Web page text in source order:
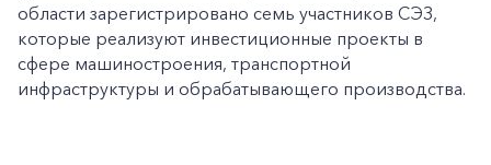
области зарегистрировано семь участников СЭЗ,
которые реализуют инвестиционные проекты в
сфере машиностроения, транспортной
инфраструктуры и обрабатывающего производства.